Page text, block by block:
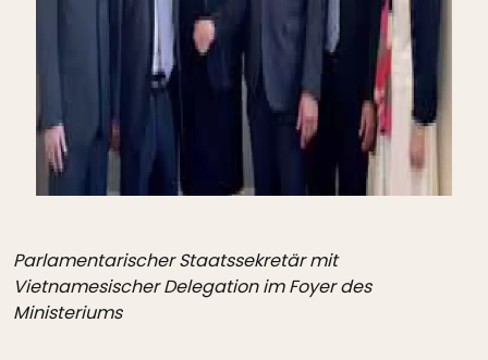
Parlamentarischer Staatssekretär mit
Vietnamesischer Delegation im Foyer des
Ministeriums